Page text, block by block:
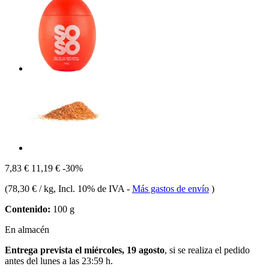
7,83 € 11,19 € -30%
(78,30 € / kg, Incl. 10% de IVA - Más gastos de envío )
Contenido: 100 g
En almacén
Entrega prevista el miércoles, 19 agosto, si se realiza el pedido
antes del lunes a las 23:59 h.